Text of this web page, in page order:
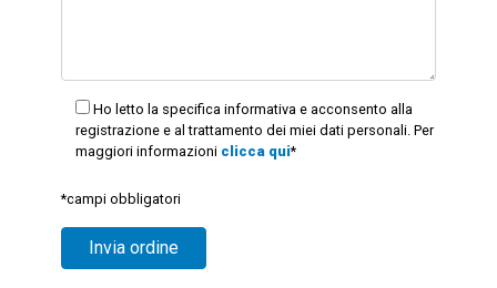
Ho letto la specifica informativa e acconsento alla
registrazione e al trattamento dei miei dati personali. Per
maggiori informazioni clicca qui*
*campi obbligatori